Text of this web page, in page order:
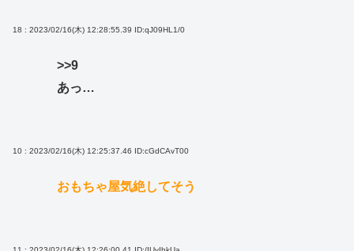
18 : 2023/02/16(木) 12:28:55.39 ID:qJ09HL1/0
>>9
あっ…
10 : 2023/02/16(木) 12:25:37.46 ID:cGdCAvT00
おもちゃ屋気絶してそう